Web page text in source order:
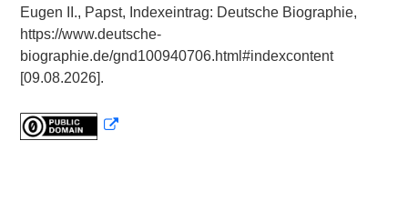
Eugen II., Papst, Indexeintrag: Deutsche Biographie,
https://www.deutsche-
biographie.de/gnd100940706.html#indexcontent
[09.08.2026].